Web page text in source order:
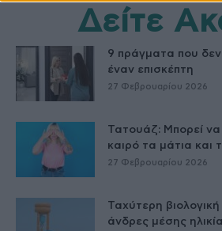
Δείτε
9 πράγματα που δεν
έναν επισκέπτη
27 Φεβρουαρίου 2026
Τατουάζ: Μπορεί
καιρό τα μάτια και
27 Φεβρουαρίου 2026
Ταχύτερη
άνδρες μέσης